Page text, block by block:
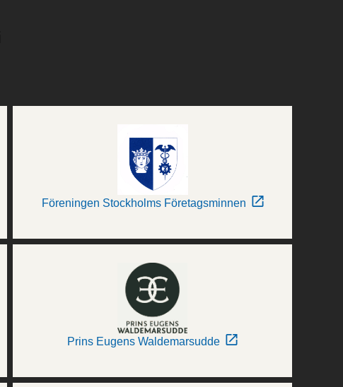
Föreningen Stockholms Företagsminnen
Prins Eugens Waldemarsudde